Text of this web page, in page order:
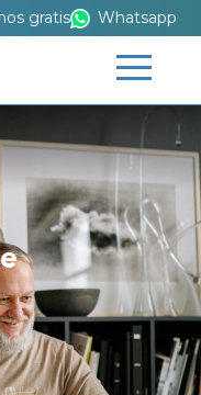
gratis Whatsapp